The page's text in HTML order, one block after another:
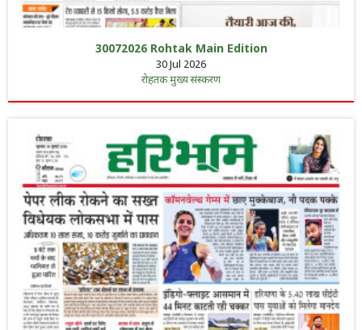
30072026 Rohtak Main Edition
30 Jul 2026
रोहतक मुख्य संस्करण